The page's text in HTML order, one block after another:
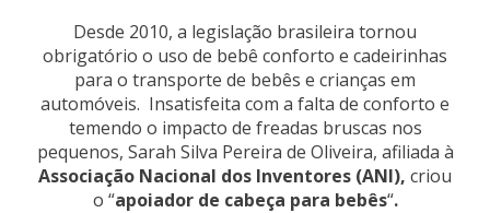
Desde 2010, a legislação brasileira tornou
obrigatório o uso de bebê conforto e cadeirinhas
para o transporte de bebês e crianças em
automóveis. Insatisfeita com a falta de conforto e
temendo o impacto de freadas bruscas nos
pequenos, Sarah Silva Pereira de Oliveira, afiliada à
Associação Nacional dos Inventores (ANI), criou
o “apoiador de cabeça para bebês“.